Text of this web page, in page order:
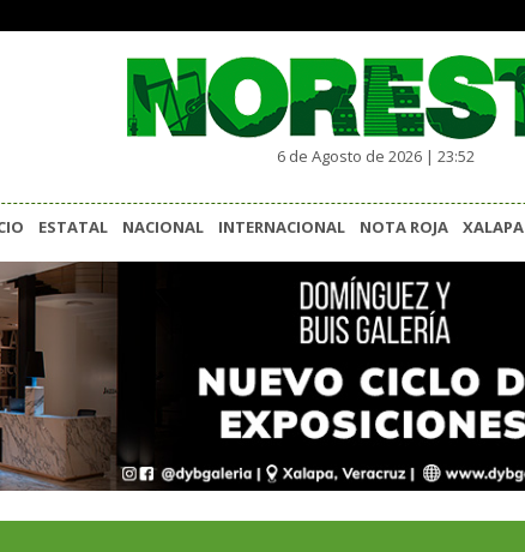
6 de Agosto de 2026 | 23:52
ESTATAL NACIONAL INTERNACIONAL NOTA ROJA XALAPA